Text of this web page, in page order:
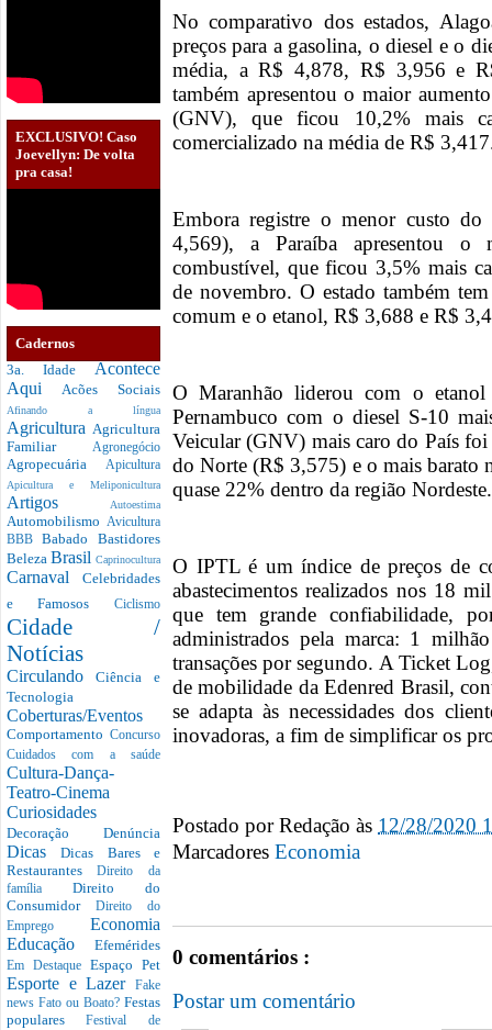
EXCLUSIVO! Caso
Joevellyn: De volta
pra casa!
Cadernos
3a. Idade Acontece
Aqui Acões Sociais
Afinando a língua
Agricultura Agricultura
Familiar Agronegócio
Agropecuária Apicultura
Apicultura e Meliponicultura
Artigos Autoestima
Automobilismo Avicultura
BBBBabado Bastidores
Beleza Brasil Caprinocultura
Carnaval Celebridades
e Famosos Ciclismo
Cidade /
Notícias
CirculandoCiência e
Tecnologia
Coberturas/Eventos
Comportamento Concurso
Cuidados com a saúde
Cultura-Dança-
Teatro-Cinema
Curiosidades
Decoração Denúncia
DicasDicas Bares e
RestaurantesDireito da
família Direito do
Consumidor Direito do
Emprego Economia
Educação Efemérides
Em Destaque Espaço Pet
Esporte e Lazer
Fake
news Fato ou Boato? Festas
popularesFestival de
No comparativo dos estados,
preços para a gasolina, o diesel e o
média, a R$ 4,878, R$ 3,956 e
também apresentou o maior
(GNV), que ficou 10,2% mais
comercializado na média de R$
Embora registre o menor custo
4,569), a Paraíba apresentou o
combustível, que ficou 3,5% mais
de novembro. O estado também
comum e o etanol, R$ 3,688 e R$
O Maranhão liderou com o
Pernambuco com o diesel S-10
Veicular (GNV) mais caro do País
do Norte (R$ 3,575) e o mais barato
quase 22% dentro da região
O IPTL é um índice de preços de
abastecimentos realizados nos 18
que tem grande confiabilidade,
administrados pela marca: 1
transações por segundo. A Ticket
de mobilidade da Edenred Brasil,
se adapta às necessidades dos
inovadoras, a fim de simplificar os
Postado porRedação às 12/28/2020
Marcadores Economia
0 comentários :
Postar um comentário